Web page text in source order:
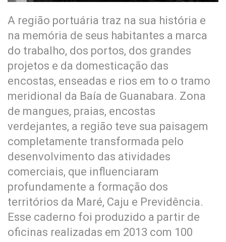
A região portuária traz na sua história e
na memória de seus habitantes a marca
do trabalho, dos portos, dos grandes
projetos e da domesticação das
encostas, enseadas e rios em to o tramo
meridional da Baía de Guanabara. Zona
de mangues, praias, encostas
verdejantes, a região teve sua paisagem
completamente transformada pelo
desenvolvimento das atividades
comerciais, que influenciaram
profundamente a formação dos
territórios da Maré, Caju e Previdência.
Esse caderno foi produzido a partir de
oficinas realizadas em 2013 com 100